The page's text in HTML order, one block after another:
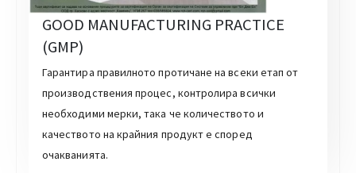
GOOD MANUFACTURING PRACTICE
(GMP)
Гарантира правилното протичане на всеки етап от
производствения процес, контролира всички
необходими мерки, така че количеството и
качеството на крайния продукт е според
очакванията.